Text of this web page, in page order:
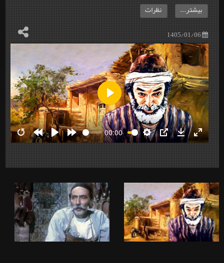
1405/01/06
بیشتر... نظرات
RestartRewind
10s
Play Forward
10s
00:00
Settings
PIP Download
Enter
Play